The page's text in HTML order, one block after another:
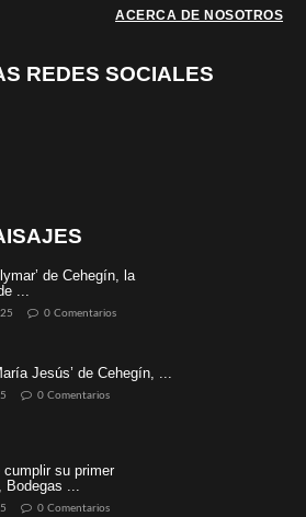
ACERCA DE NOSOTROS
REDES SOCIALES
de Cehegín, la
...
0 Comentarios
Jesús’ de Cehegín, ...
0 Comentarios
cumplir su primer
Bodegas ...
0 Comentarios